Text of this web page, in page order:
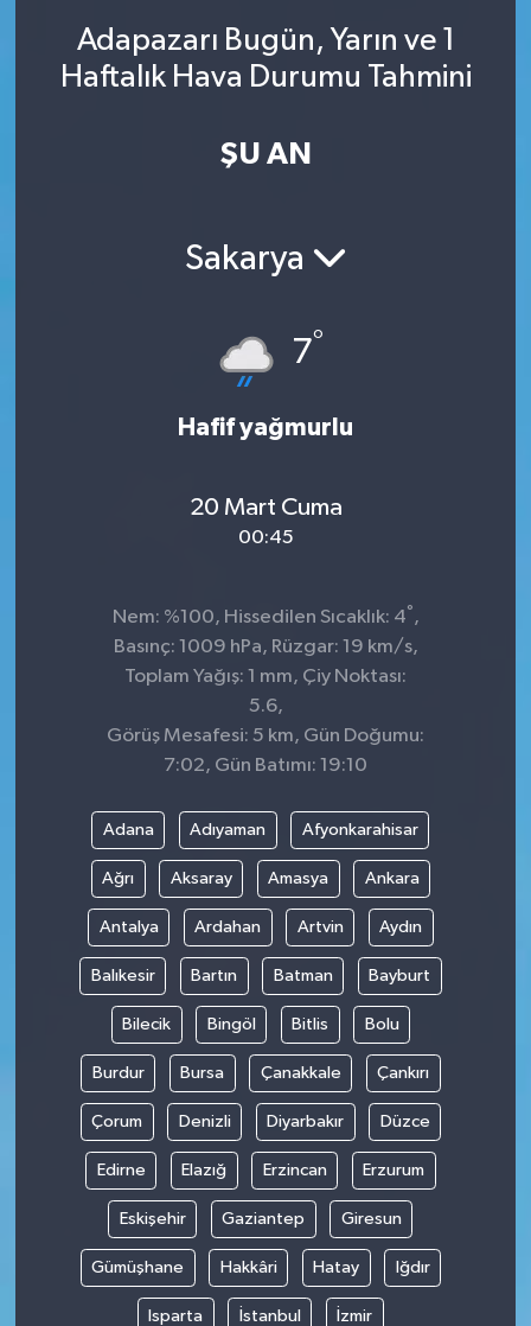
Adapazarı Bugün, Yarın ve 1
Haftalık Hava Durumu Tahmini
ŞU AN
Sakarya
7°
Hafif yağmurlu
20 Mart Cuma
00:45
Nem: %100, Hissedilen Sıcaklık: 4° ,
Basınç: 1009 hPa, Rüzgar: 19 km/s,
Toplam Yağış: 1 mm, Çiy Noktası:
5.6,
Görüş Mesafesi: 5 km, Gün Doğumu:
7:02, Gün Batımı: 19:10
Adana Adıyaman Afyonkarahisar
Ağrı Aksaray Amasya Ankara
Antalya Ardahan Artvin Aydın
Balıkesir Bartın Batman Bayburt
Bilecik Bingöl Bitlis Bolu
Burdur Bursa Çanakkale Çankırı
Çorum Denizli Diyarbakır Düzce
Edirne Elazığ Erzincan Erzurum
Eskişehir Gaziantep Giresun
Gümüşhane Hakkâri Hatay Iğdır
Isparta İstanbul İzmir
SINAVLAR
AKADEMİK/BİLİM